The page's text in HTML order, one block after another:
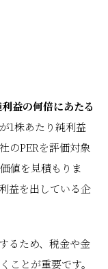
益の何倍にあたる
1株あたり純利益
のPERを評価対象
値を見積もりま
益を出している企
るため、税金や金
ことが重要です。